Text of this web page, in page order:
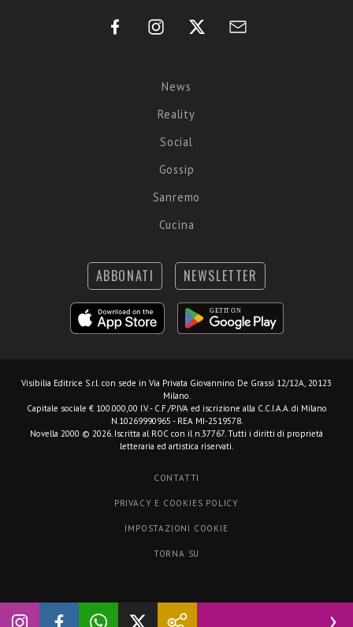
News
Reality
Social
Gossip
Sanremo
Cucina
ABBONATI NEWSLETTER
Visibilia Editrice S.r.l. con sede in Via Privata Giovannino De Grassi 12/12A, 20123
Milano.
Capitale sociale € 100.000,00 I.V. - C.F./P.IVA ed iscrizione alla C.C.I.A.A. di Milano
N.10269990965 - REA MI-2519578.
Novella 2000 © 2026. Iscritta al ROC con il n.37767. Tutti i diritti di proprietà
letteraria ed artistica riservati.
CONTATTI
PRIVACY E COOKIES POLICY
IMPOSTAZIONI COOKIE
TORNA SU